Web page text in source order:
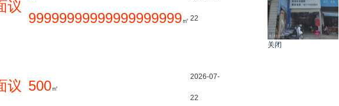
议
99999999999999999999㎡ 22
议 500㎡
2026-07-
22
关闭